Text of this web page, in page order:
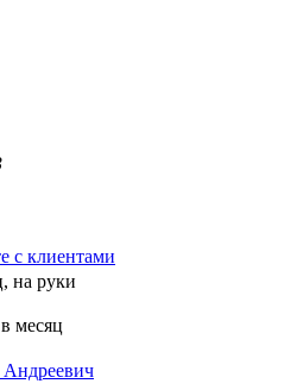
с клиентами
на руки
месяц